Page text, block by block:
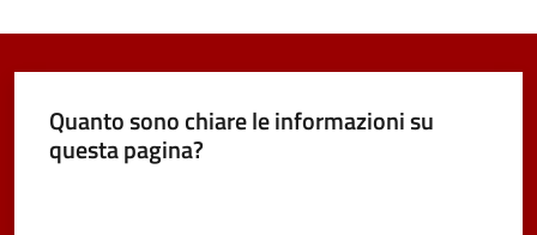
Quanto sono chiare le informazioni su
questa pagina?